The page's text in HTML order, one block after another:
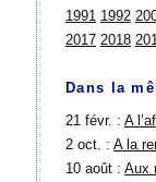
1991 1992
2017 2018
Dans la
21 févr. : A
2 oct. : A la
10 août : Aux